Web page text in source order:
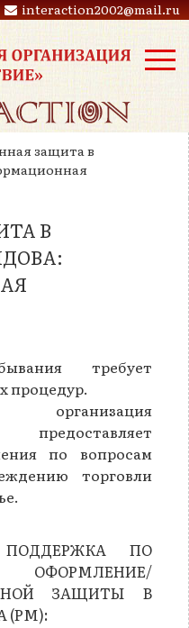
interaction2002@mail.ru
защита в
В
требует
процедур.
по вопросам
торговли
ПО
ЗАЩИТЫ В
(РМ):